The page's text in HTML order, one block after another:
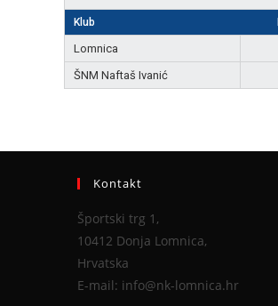
Klub
Lomnica
ŠNM Naftaš Ivanić
Kontakt
Športski trg 1,
10412 Donja Lomnica,
Hrvatska
E-mail: info@nk-lomnica.hr